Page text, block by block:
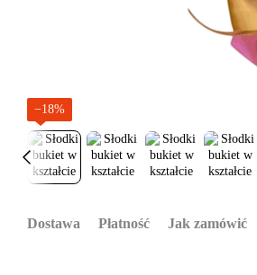
−18%
Dostawa Płatność Jak zamówić